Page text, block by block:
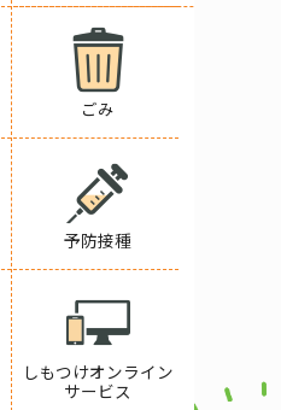
ごみ
予防接種
しもつけオンライン
サービス